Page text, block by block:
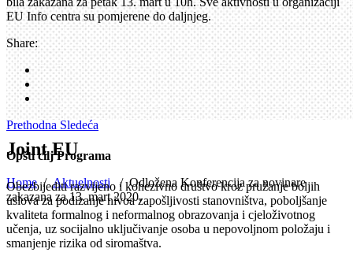
Joint EU
Home/Aktuelnosti /Odložena Konferencija za novinare
zakazana za 13. mart 2020.
EU Info centra su pomjerene do daljnjeg.
Share:
Prethodna Sledeća
Opšti cilj Programa
Obezbijediti razvijeno i kohezivno društvo kroz pružanje boljih
uslova za podizanje nivoa zapošljivosti stanovništva, poboljšanje
kvaliteta formalnog i neformalnog obrazovanja i cjeloživotnog
učenja, uz socijalno uključivanje osoba u nepovoljnom položaju i
smanjenje rizika od siromaštva.